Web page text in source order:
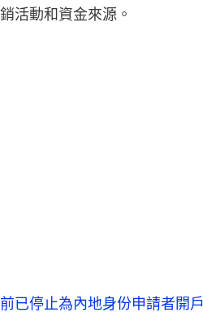
活動和資金來源。
已停止為內地身份申請者開戶